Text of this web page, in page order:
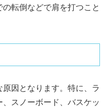
転倒などで肩を打つこと
因となります。特に、ラ
スノーボード、バスケッ